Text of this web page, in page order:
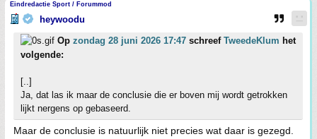
Eindredactie Sport / Forummod
heywoodu
Op zondag 28 juni 2026 17:47 schreef TweedeKlum het
volgende:
[..]
Ja, dat las ik maar de conclusie die er boven mij wordt getrokken
lijkt nergens op gebaseerd.
Maar de conclusie is natuurlijk niet precies wat daar is gezegd.